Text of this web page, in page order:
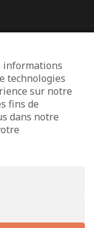
informations
technologies
sur notre
fins de
dans notre